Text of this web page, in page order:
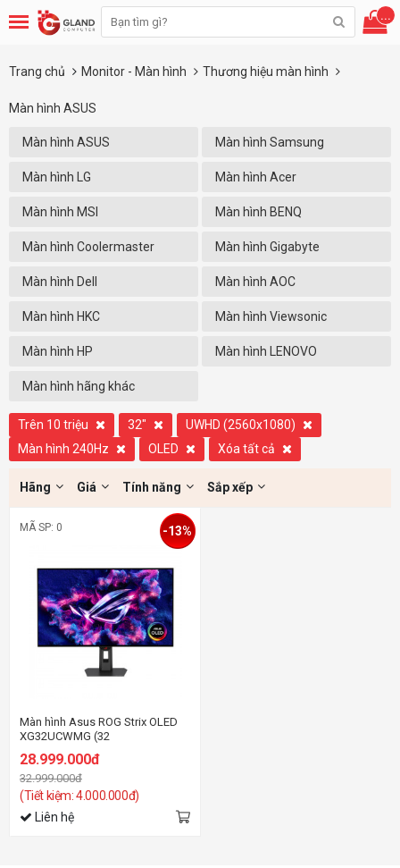
...
Trang chủ Monitor - Màn hình Thương hiệu màn hình
Màn hình ASUS
Màn hình ASUS Màn hình Samsung
Màn hình LG Màn hình Acer
Màn hình MSI Màn hình BENQ
Màn hình Coolermaster Màn hình Gigabyte
Màn hình Dell Màn hình AOC
Màn hình HKC Màn hình Viewsonic
Màn hình HP Màn hình LENOVO
Màn hình hãng khác
Trên 10 triệu 32"
UWHD (2560x1080)
Màn hình 240Hz
OLED Xóa tất cả
Hãng Giá Tính năng Sắp xếp
MÃ SP: 0
Màn hình Asus ROG Strix OLED
XG32UCWMG (32
FHD@480Hz/0.03ms)
28.999.000đ
32.999.000đ
(Tiết kiệm: 4.000.000đ)
-13%
Liên hệ